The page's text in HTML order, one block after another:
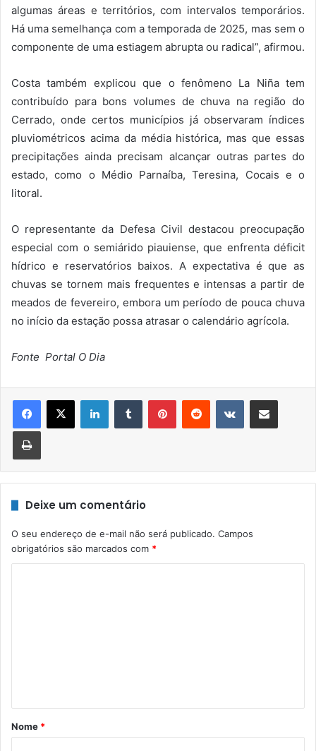
algumas áreas e territórios, com intervalos temporários.
Há uma semelhança com a temporada de 2025, mas sem o
componente de uma estiagem abrupta ou radical”, afirmou.
Costa também explicou que o fenômeno La Niña tem
contribuído para bons volumes de chuva na região do
Cerrado, onde certos municípios já observaram índices
pluviométricos acima da média histórica, mas que essas
precipitações ainda precisam alcançar outras partes do
estado, como o Médio Parnaíba, Teresina, Cocais e o
litoral.
O representante da Defesa Civil destacou preocupação
especial com o semiárido piauiense, que enfrenta déficit
hídrico e reservatórios baixos. A expectativa é que as
chuvas se tornem mais frequentes e intensas a partir de
meados de fevereiro, embora um período de pouca chuva
no início da estação possa atrasar o calendário agrícola.
Fonte Portal O Dia
LinkedinTumblr PinterestReddit VK Compartilhar via e-mail
Imprimir
Deixe um comentário
O seu endereço de e-mail não será publicado. Campos
obrigatórios são marcados com *
r
Nome *